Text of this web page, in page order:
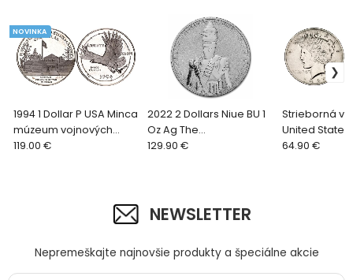
1994 1 Dollar P USA Minca
múzeum vojnových
zajatcov
NOVINKA
119.00 €
2022 2 Dollars Niue BU 1
Oz Ag The
MANDALORIAN
129.90 €
Strieborná
United States
Philadelphia
64.90 €
NEWSLETTER
Nepremeškajte najnovšie produkty a špeciálne akcie